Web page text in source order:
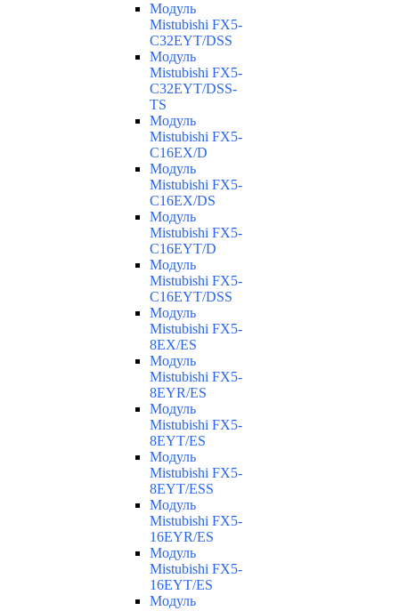
Модуль
Mistubishi FX5-
C32EYT/DSS
Модуль
Mistubishi FX5-
C32EYT/DSS-
TS
Модуль
Mistubishi FX5-
C16EX/D
Модуль
Mistubishi FX5-
C16EX/DS
Модуль
Mistubishi FX5-
C16EYT/D
Модуль
Mistubishi FX5-
C16EYT/DSS
Модуль
Mistubishi FX5-
8EX/ES
Модуль
Mistubishi FX5-
8EYR/ES
Модуль
Mistubishi FX5-
8EYT/ES
Модуль
Mistubishi FX5-
8EYT/ESS
Модуль
Mistubishi FX5-
16EYR/ES
Модуль
Mistubishi FX5-
16EYT/ES
Модуль